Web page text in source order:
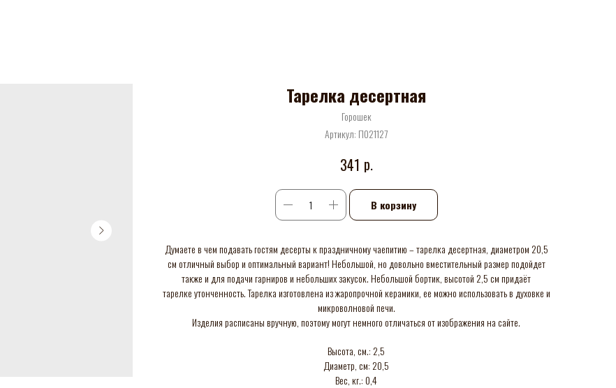
Тарелка десертная
Горошек
Артикул: П021127
341 р.
В корзину
Думаете в чем подавать гостям десерты к праздничному чаепитию – тарелка десертная, диаметром 20,5
см отличный выбор и оптимальный вариант! Небольшой, но довольно вместительный размер подойдет
также и для подачи гарниров и небольших закусок. Небольшой бортик, высотой 2,5 см придаёт
тарелке утонченность. Тарелка изготовлена из жаропрочной керамики, ее можно использовать в духовке и
микроволновой печи.
Изделия расписаны вручную, поэтому могут немного отличаться от изображения на сайте.
Высота, см.: 2,5
Диаметр, см: 20,5
Вес, кг.: 0,4